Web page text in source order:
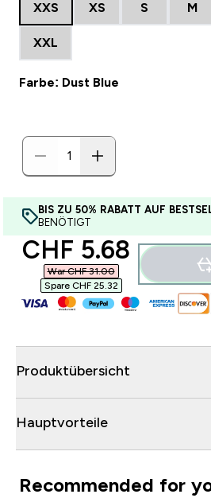
XXS XS S M
XXL
Farbe: Dust Blue
BIS ZU 50% RABATT AUF
BENÖTIGT
discounted
CHF 5.68‎
War CHF 31.00‎
Spare CHF 25.32‎
Produktübersicht
Hauptvorteile
Recommended for